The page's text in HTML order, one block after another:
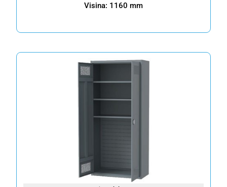
Visina: 1160 mm